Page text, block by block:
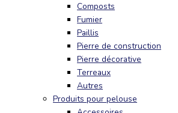
Composts
Fumier
Paillis
Pierre de construction
Pierre décorative
Terreaux
Autres
Produits pour pelouse